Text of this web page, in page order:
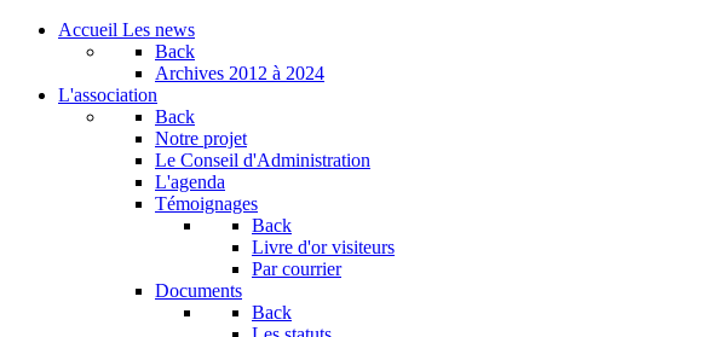
Accueil Les news
Back
Archives 2012 à 2024
L'association
Back
Notre projet
Le Conseil d'Administration
L'agenda
Témoignages
Back
Livre d'or visiteurs
Par courrier
Documents
Back